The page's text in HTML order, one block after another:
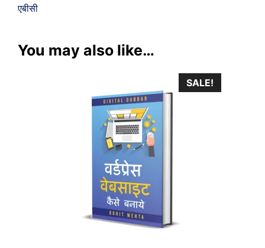
एबीसी
You may also like…
SALE!